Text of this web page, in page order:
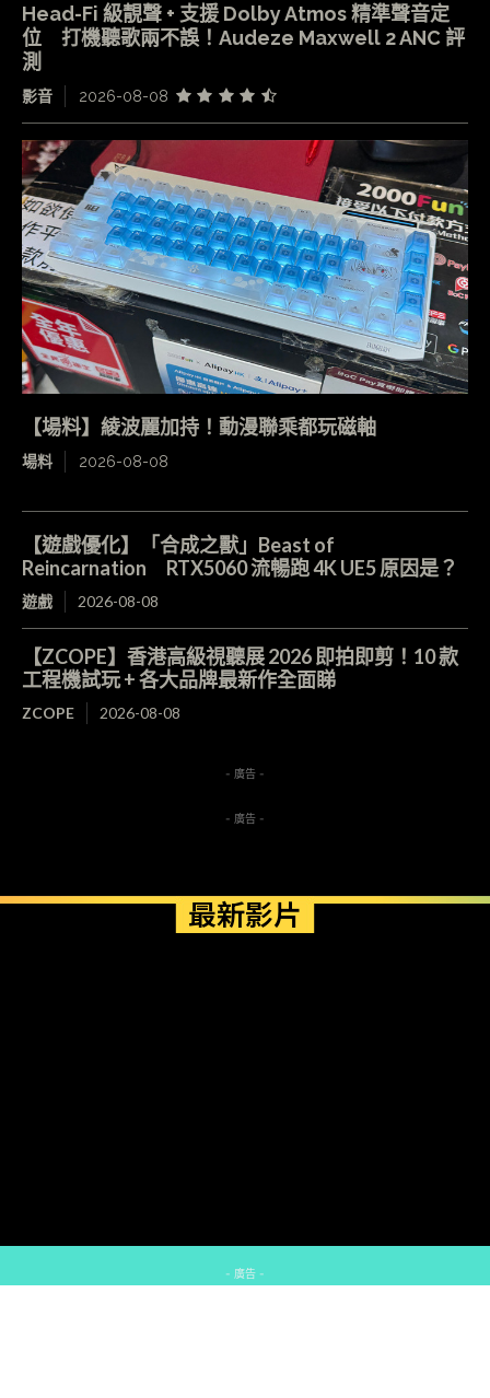
Head-Fi 級靚聲 + 支援 Dolby Atmos 精準聲音定
位 打機聽歌兩不誤！Audeze Maxwell 2 ANC 評
測
影音 2026-08-08
【場料】綾波麗加持！動漫聯乘都玩磁軸
場料 2026-08-08
【遊戲優化】「合成之獸」Beast of
Reincarnation RTX5060 流暢跑 4K UE5 原因是？
遊戲 2026-08-08
【ZCOPE】香港高級視聽展 2026 即拍即剪！10 款
工程機試玩 + 各大品牌最新作全面睇
ZCOPE 2026-08-08
- 廣告 -
- 廣告 -
最新影片
- 廣告 -